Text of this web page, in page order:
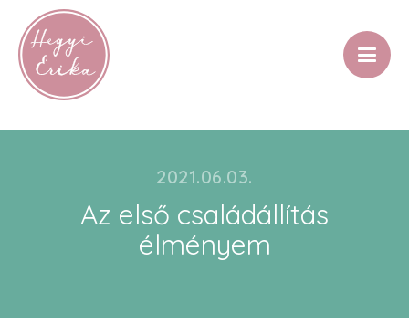
2021.06.03.
Az első családállítás
élményem